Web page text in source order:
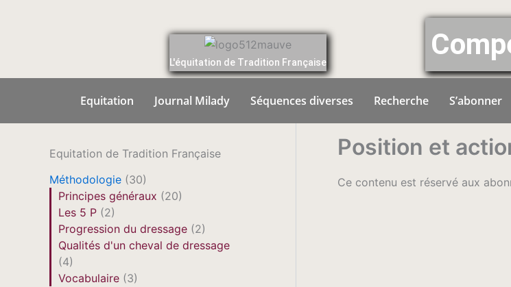
L'équitation de Tradition Française
Equitation Journal Milady Séquences diverses Recherche S’abonner
Equitation de Tradition Française
Méthodologie (30)
Principes généraux (20)
Les 5 P (2)
Progression du dressage (2)
Qualités d'un cheval de dressage
(4)
Vocabulaire (3)
Position et
Ce contenu est réservé aux